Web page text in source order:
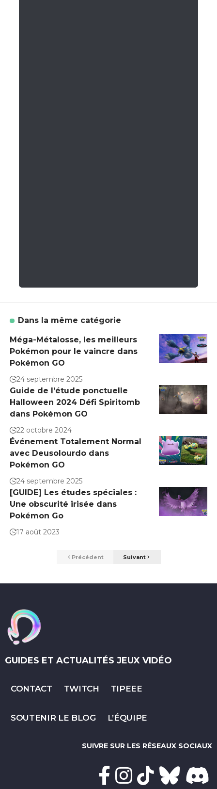
Dans la même catégorie
Méga-Métalosse, les meilleurs
Pokémon pour le vaincre dans
Pokémon GO
24 septembre 2025
Guide de l’étude ponctuelle
Halloween 2024 Défi Spiritomb
dans Pokémon GO
22 octobre 2024
Événement Totalement Normal
avec Deusolourdo dans
Pokémon GO
24 septembre 2025
[GUIDE] Les études spéciales :
Une obscurité irisée dans
Pokémon Go
17 août 2023
Précédent Suivant
GUIDES ET ACTUALITÉS JEUX VIDÉO
CONTACT TWITCH TIPEEE
SOUTENIR LE BLOG L’ÉQUIPE
SUIVRE SUR LES RÉSEAUX SOCIAUX